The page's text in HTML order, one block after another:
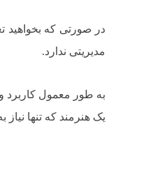
در صورتی که بخواهید
مدیریتی ندارد.
به طور معمول کاربرد
یک هنرمند که تنها